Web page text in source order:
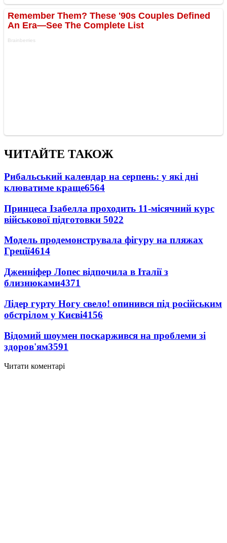
ЧИТАЙТЕ ТАКОЖ
Рибальський календар на серпень: у які дні
клюватиме краще6564
Принцеса Ізабелла проходить 11-місячний курс
військової підготовки 5022
Модель продемонструвала фігуру на пляжах
Греції4614
Дженніфер Лопес відпочила в Італії з
близнюками4371
Лідер гурту Ногу свело! опинився під російським
обстрілом у Києві4156
Відомий шоумен поскаржився на проблеми зі
здоров'ям3591
Читати коментарі